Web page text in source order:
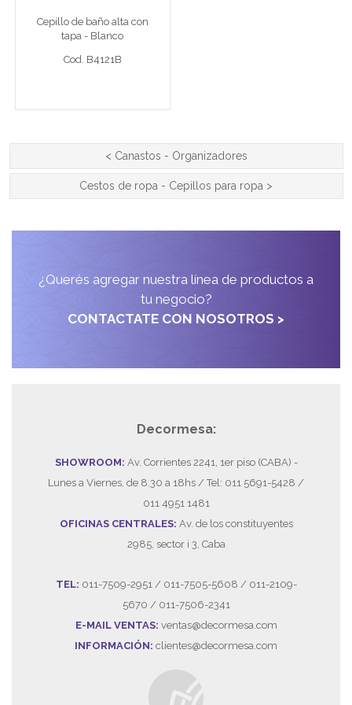
Cod. B4121B
Cepillo de baño alta con
tapa - Blanco
Cod. B4121B
< Canastos - Organizadores
Cestos de ropa - Cepillos para ropa >
¿Querés agregar nuestra línea de productos a
tu negocio?
CONTACTATE CON NOSOTROS >
Decormesa:
SHOWROOM: Av. Corrientes 2241, 1er piso (CABA) -
Lunes a Viernes, de 8.30 a 18hs / Tel: 011 5691-5428 /
011 4951 1481
OFICINAS CENTRALES: Av. de los constituyentes
2985, sector i 3, Caba
TEL: 011-7509-2951 / 011-7505-5608 / 011-2109-
5670 / 011-7506-2341
E-MAIL VENTAS: ventas@decormesa.com
INFORMACIÓN: clientes@decormesa.com